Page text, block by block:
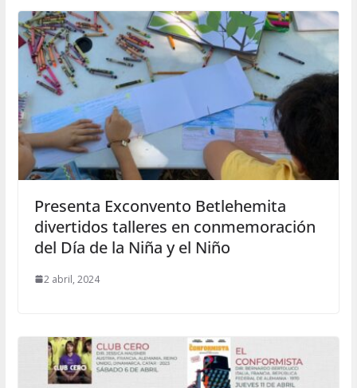
Presenta Exconvento Betlehemita
divertidos talleres en conmemoración
del Día de la Niña y el Niño
2 abril, 2024